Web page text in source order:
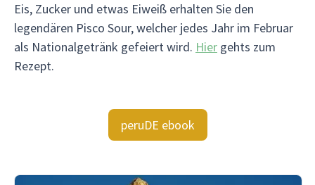
Eis, Zucker und etwas Eiweiß erhalten Sie den
legendären Pisco Sour, welcher jedes Jahr im Februar
als Nationalgetränk gefeiert wird. Hier gehts zum
Rezept.
peruDE ebook